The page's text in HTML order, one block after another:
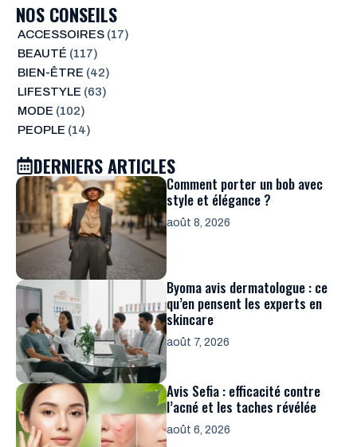
NOS CONSEILS
ACCESSOIRES(17)
BEAUTÉ (117)
BIEN-ÊTRE (42)
LIFESTYLE (63)
MODE (102)
PEOPLE (14)
DERNIERS ARTICLES
Comment porter un bob avec
style et élégance ?
août 8, 2026
Byoma avis dermatologue : ce
qu’en pensent les experts en
skincare
août 7, 2026
Avis Sefia : efficacité contre
l’acné et les taches révélée
août 6, 2026